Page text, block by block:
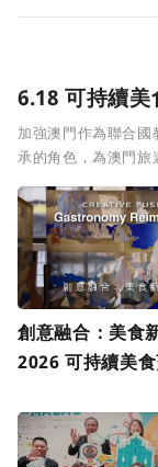
6.18 可持續美
加強澳門作為聯合
承的角色，為澳門旅
創意融合：美食
2026 可持續美